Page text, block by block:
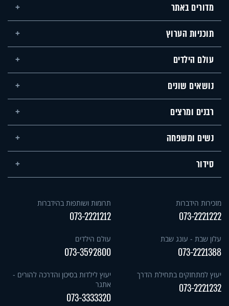
מדורים באתר
תוכניות הערוץ
עולם הילדים
נושאים שונים
רבנים ומרצים
נשים ומשפחה
סידור
מזכירות הידברות
073-2221222
תרומות ושותפות בהידברות
073-2221212
עלון שבת - עונג שבת
073-2221388
עולם הילדים
073-3592800
יעוץ למתחזקים בתחילת הדרך
073-2221232
יעוץ לילדות בסיכון והדרכה להורים -
אתגר
073-3333320